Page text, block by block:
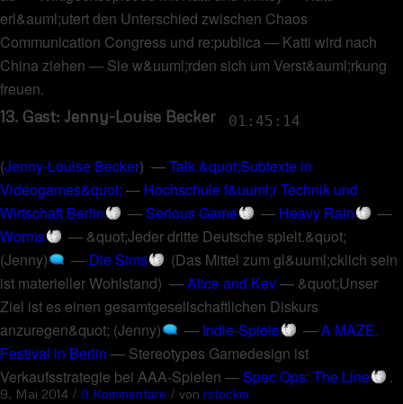
erl&auml;utert den Unterschied zwischen Chaos
Communication Congress und re:publica— Katti wird nach
China ziehen — Sie w&uuml;rden sich um Verst&auml;rkung
freuen.
13. Gast: Jenny-Louise Becker 01:45:14
(Jenny-Louise Becker) —Talk &quot;Subtexte in
Videogames&quot; — Hochschule f&uuml;r Technik und
Wirtschaft Berlin
—Serious Game — Heavy Rain
—
Worms
— &quot;Jeder dritte Deutsche spielt.&quot;
(Jenny)
— Die Sims (Das Mittel zum gl&uuml;cklich sein
ist materieller Wohlstand) —Alice and Kev— &quot;Unser
Ziel ist es einen gesamtgesellschaftlichen Diskurs
anzuregen&quot; (Jenny)
— Indie-Spiele —A MAZE.
Festival in Berlin — Stereotypes Gamedesign ist
Verkaufsstrategie bei AAA-Spielen —Spec Ops: The Line .
9. Mai 2014 / 0 Kommentare / von rstockm